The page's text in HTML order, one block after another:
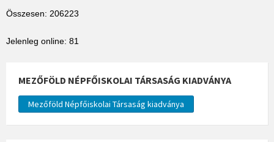
Összesen: 206223
Jelenleg online: 81
MEZŐFÖLD NÉPFŐISKOLAI TÁRSASÁG KIADVÁNYA
Mezőföld Népfőiskolai Társaság kiadványa